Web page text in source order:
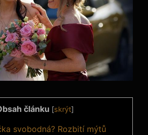
článku [skrýt]
svobodná? ⁣Rozbití mýtů